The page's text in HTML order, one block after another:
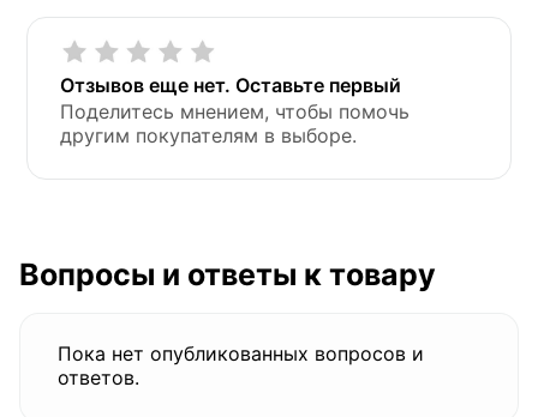
Отзывов еще нет. Оставьте первый
Поделитесь мнением, чтобы помочь
другим покупателям в выборе.
Вопросы и ответы к товару
Пока нет опубликованных вопросов и
ответов.